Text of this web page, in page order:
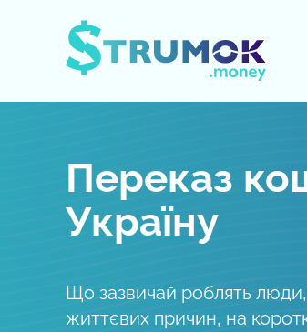
Переказ
Україну
Що зазвичай роблять
життєвих причин, на